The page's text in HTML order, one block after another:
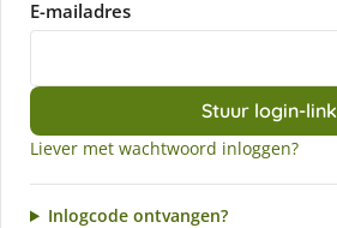
E-mailadres
Stuur login-link
Liever met wachtwoord inloggen?
Inlogcode ontvangen?